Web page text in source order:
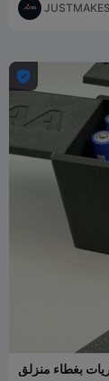
JUSTMAKES

بغطاء منزلق